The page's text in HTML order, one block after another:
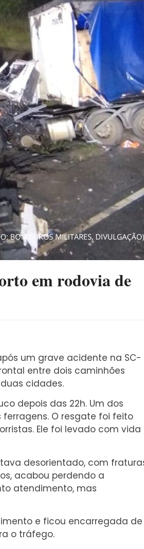
em rodovia de
um grave acidente na SC-
entre dois caminhões
cidades.
depois das 22h. Um dos
O resgate foi feito
Ele foi levado com vida
desorientado, com
acabou perdendo a
atendimento, mas
e ficou encarregada de
o tráfego.